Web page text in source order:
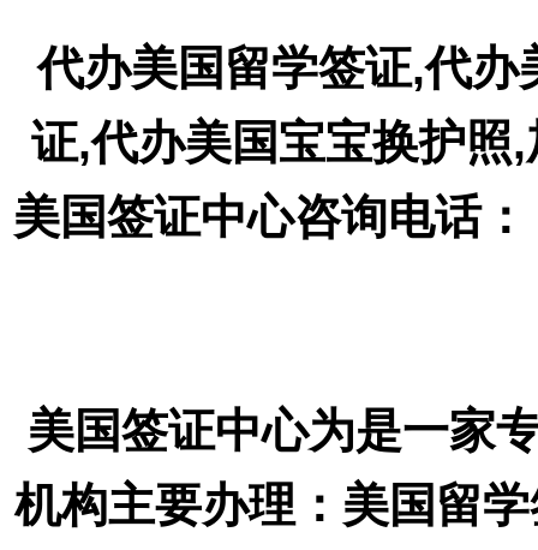
代办美国留学签证,代
证,代办美国宝宝换护照
美国签证中心咨询电话
美国签证中心为是一家
机构主要办理：美国留